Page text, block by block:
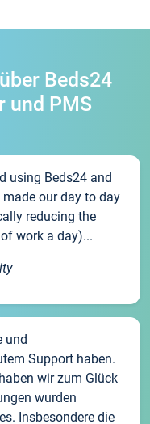
Beds24
und PMS
using Beds24 and
made our day to day
reducing the
work a day)...
und
Support haben.
wir zum Glück
wurden
Insbesondere die